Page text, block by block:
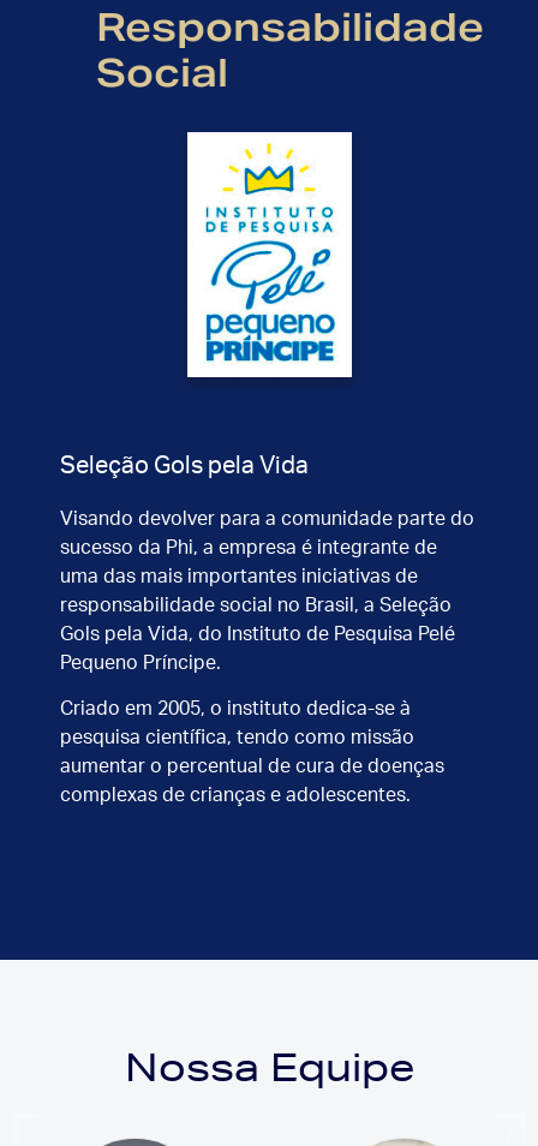
Responsabilidade
Social
Seleção Gols pela Vida
Visando devolver para a comunidade parte do
sucesso da Phi, a empresa é integrante de
uma das mais importantes iniciativas de
responsabilidade social no Brasil, a Seleção
Gols pela Vida, do Instituto de Pesquisa Pelé
Pequeno Príncipe.
Criado em 2005, o instituto dedica-se à
pesquisa científica, tendo como missão
aumentar o percentual de cura de doenças
complexas de crianças e adolescentes.
Nossa Equipe